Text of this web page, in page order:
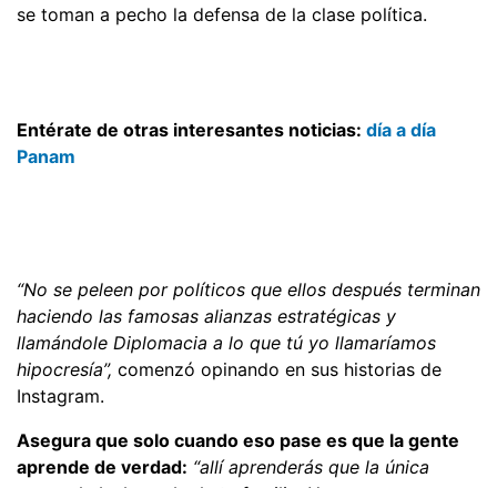
se toman a pecho la defensa de la clase política.
Entérate de otras interesantes noticias: día a día
Panam
“No se peleen por políticos que ellos después terminan
haciendo las famosas alianzas estratégicas y
llamándole Diplomacia a lo que tú yo llamaríamos
hipocresía”, comenzó opinando en sus historias de
Instagram.
Asegura que solo cuando eso pase es que la gente
aprende de verdad: “allí aprenderás que la única